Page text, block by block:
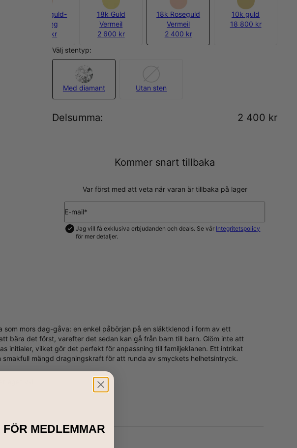
18k Roseguld-
plätering
2 200 kr
18k Guld
Vermeil
2 600 kr
18k Roseguld
Vermeil
2 400 kr
10k guld
18 800 kr
Välj stentyp:
Med diamant Utan sten
Delsumma: 2 400 kr
Kommer snart tillbaka
Var först med att veta när varan är tillbaka på lager
E-mail*
Jag vill få exklusiva erbjudanden och deals. Se vår Integritetspolicy
för mer detaljer.
mors dag-gåva: en enkel påbörjan på en släktklenod i form av ett
bära det först, varefter det sedan kan gå från barn till barn. Glöm inte att
initialer, vilket gör det perfekt för anpassning till familjeklanen. Ett intrikat
mängd dragningskraft för att runda av smyckets helhetsintryck.
eget val
FÖR MEDLEMMAR